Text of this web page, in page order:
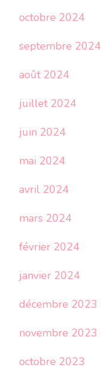
octobre 2024
septembre 2024
août 2024
juillet 2024
juin 2024
mai 2024
avril 2024
mars 2024
février 2024
janvier 2024
décembre 2023
novembre 2023
octobre 2023